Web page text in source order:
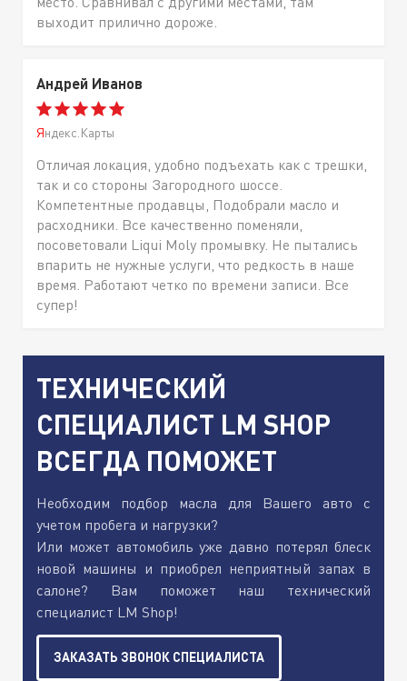
выходит прилично дороже.
Андрей Иванов
Яндекс.Карты
Отличая локация, удобно подъехать как с трешки,
так и со стороны Загородного шоссе.
Компетентные продавцы, Подобрали масло и
расходники. Все качественно поменяли,
посоветовали Liqui Moly промывку. Не пытались
впарить не нужные услуги, что редкость в наше
время. Работают четко по времени записи. Все
супер!
ТЕХНИЧЕСКИЙ
СПЕЦИАЛИСТ LM SHOP
ВСЕГДА ПОМОЖЕТ
Необходим подбор масла для Вашего авто с
учетом пробега и нагрузки?
Или может автомобиль уже давно потерял блеск
новой машины и приобрел неприятный запах в
салоне? Вам поможет наш технический
специалист LM Shop!
ЗАКАЗАТЬ ЗВОНОК СПЕЦИАЛИСТА